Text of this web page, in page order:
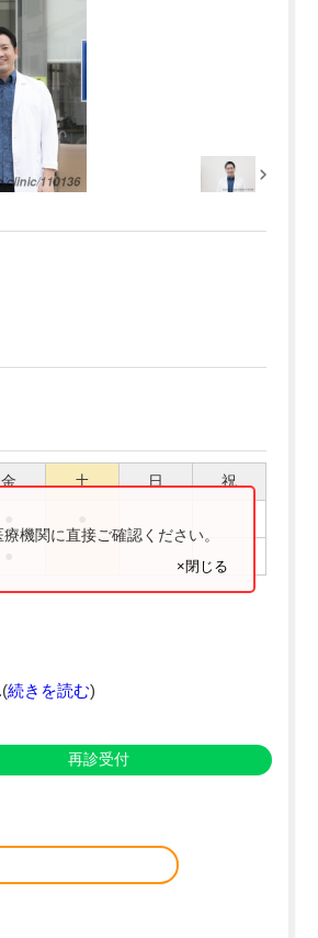
金 土 日 祝
機関に直接ご確認ください。
×閉じる
続きを読む)
再診受付